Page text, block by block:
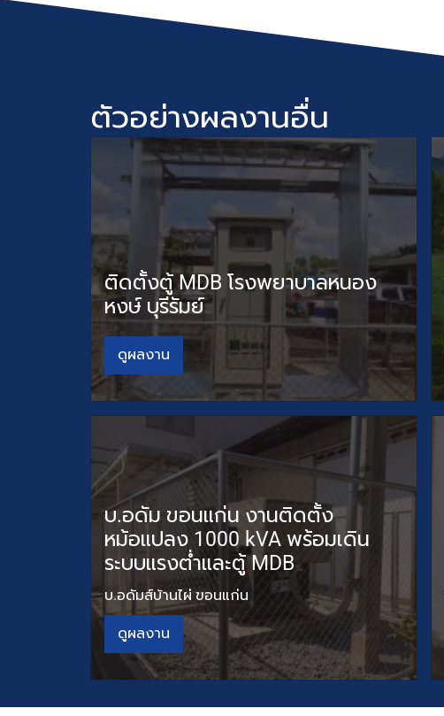
ตัวอย่างผลงานอื่น
ติดตั้งตู้ MDB โรงพยาบาลหนอง
หงษ์ บุรีรัมย์
ดูผลงาน
บ.อดัม ขอนแก่น งานติดตั้ง
หม้อแปลง 1000 kVA พร้อมเดิน
ระบบแรงต่ำและตู้ MDB
บ.อดัมส์บ้านไผ่ ขอนแก่น
ดูผลงาน